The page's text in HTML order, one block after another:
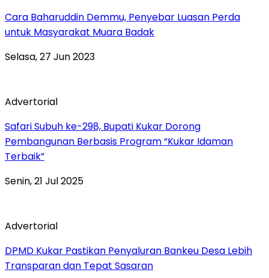
Cara Baharuddin Demmu, Penyebar Luasan Perda
untuk Masyarakat Muara Badak
Selasa, 27 Jun 2023
Advertorial
Safari Subuh ke-298, Bupati Kukar Dorong
Pembangunan Berbasis Program “Kukar Idaman
Terbaik”
Senin, 21 Jul 2025
Advertorial
DPMD Kukar Pastikan Penyaluran Bankeu Desa Lebih
Transparan dan Tepat Sasaran